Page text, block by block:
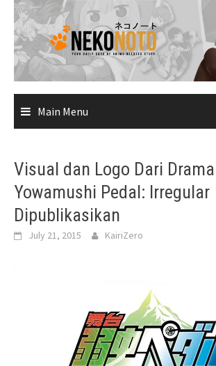
Skip
content
Main Menu
Visual dan Logo Dari
Yowamushi Pedal: Irregular
Dipublikasikan
July 21, 2015 KairiZero